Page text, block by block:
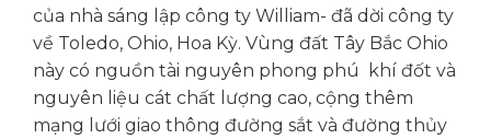
của nhà sáng lập công ty William- đã dời công ty
về Toledo, Ohio, Hoa Kỳ. Vùng đất Tây Bắc Ohio
này có nguồn tài nguyên phong phú khí đốt và
nguyên liệu cát chất lượng cao, cộng thêm
mạng lưới giao thông đường sắt và đường thủy